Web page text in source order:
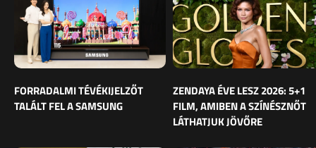
FORRADALMI TÉVÉKIJELZŐT
TALÁLT FEL A SAMSUNG
ZENDAYA ÉVE LESZ 2026: 5+1
FILM, AMIBEN A SZÍNÉSZNŐT
LÁTHATJUK JÖVŐRE